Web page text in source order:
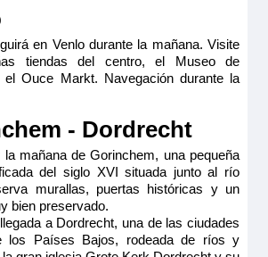
MS Viva Tiara
Double Cabin Ruby
máxima
estándar ubicada en puente intermedio
balcón francés. Camarotes exteriores
con TV de pantalla plana, minibar
de belleza de RITUALS®, secador de
acondicionado, ducha y WC.
máxima
Cabin aft Ruby
1.995€
Reservar
estándar ubicada en puente intermedio
balcón francés. Camarotes exteriores
con TV de pantalla plana, minibar
de belleza de RITUALS®, secador de
acondicionado, ducha y WC.
en Venlo durante la mañana. Visite
tiendas del centro, el Museo de
el Ouce Markt. Navegación durante la
- Dordrecht
la mañana de Gorinchem, una pequeña
del siglo XVI situada junto al río
murallas, puertas históricas y un
bien preservado.
a Dordrecht, una de las ciudades
los Países Bajos, rodeada de ríos y